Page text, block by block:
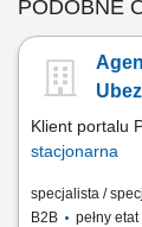
PODOBNE
Klient portalu
stacjonarna
specjalista /
B2B
pełny etat